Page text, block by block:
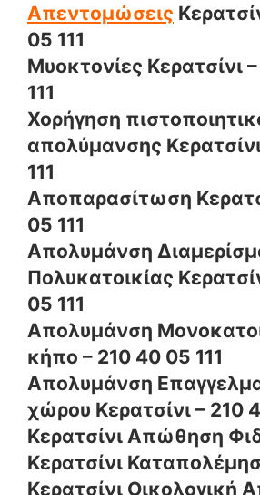
Απεντομώσεις
05 111
Μυοκτονίες Κερατσίνι
111
Χορήγηση
απολύμανσης
111
Αποπαρασίτωση
05 111
Απολυμάνση
Πολυκατοικίας
05 111
Απολυμάνση
κήπο – 210 40 05 111
Απολυμάνση
χώρου Κερατσίνι – 210
Κερατσίνι Απώθηση
Κερατσίνι
Κερατσίνι Οικολογική